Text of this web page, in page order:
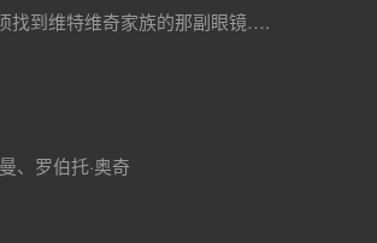
找到维特维奇家族的那副眼镜….
、罗伯托·奥奇